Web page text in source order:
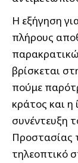
Η εξήγηση
πλήρους
βρίσκεται
πούμε
κράτος και η
συνέντευξη
Προστασίας
τηλεοπτικό